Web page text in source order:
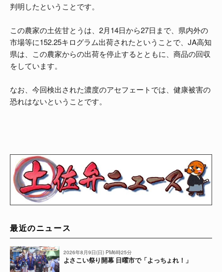
判明したということです。
この農家の土佐甘とうは、2月14日から27日まで、県内外の
市場等に152.25キログラム出荷されたということで、JA高知
県は、この農家からの出荷を停止するとともに、商品の回収
をしています。
なお、今回検出された濃度のアセフェートでは、健康被害の
恐れはないということです。
最近のニュース
2026年8月9日(日) PM6時25分
よさこい祭り開幕 日曜市で「よっちょれ！」